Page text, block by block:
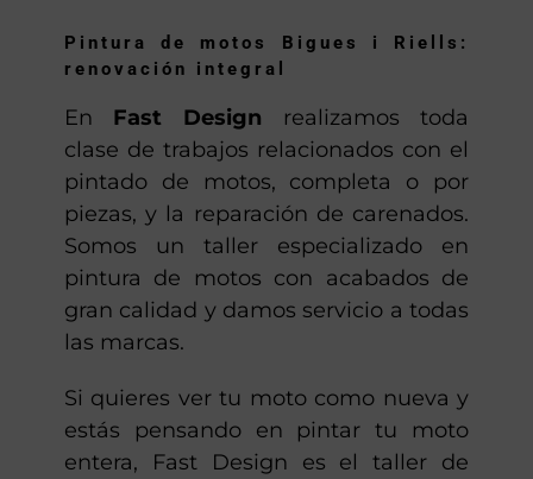
Pintura de motos Bigues i Riells:
renovación integral
En Fast Design realizamos toda
clase de trabajos relacionados con el
pintado de motos, completa o por
piezas, y la reparación de carenados.
Somos un taller especializado en
pintura de motos con acabados de
gran calidad y damos servicio a todas
las marcas.
Si quieres ver tu moto como nueva y
estás pensando en pintar tu moto
entera, Fast Design es el taller de